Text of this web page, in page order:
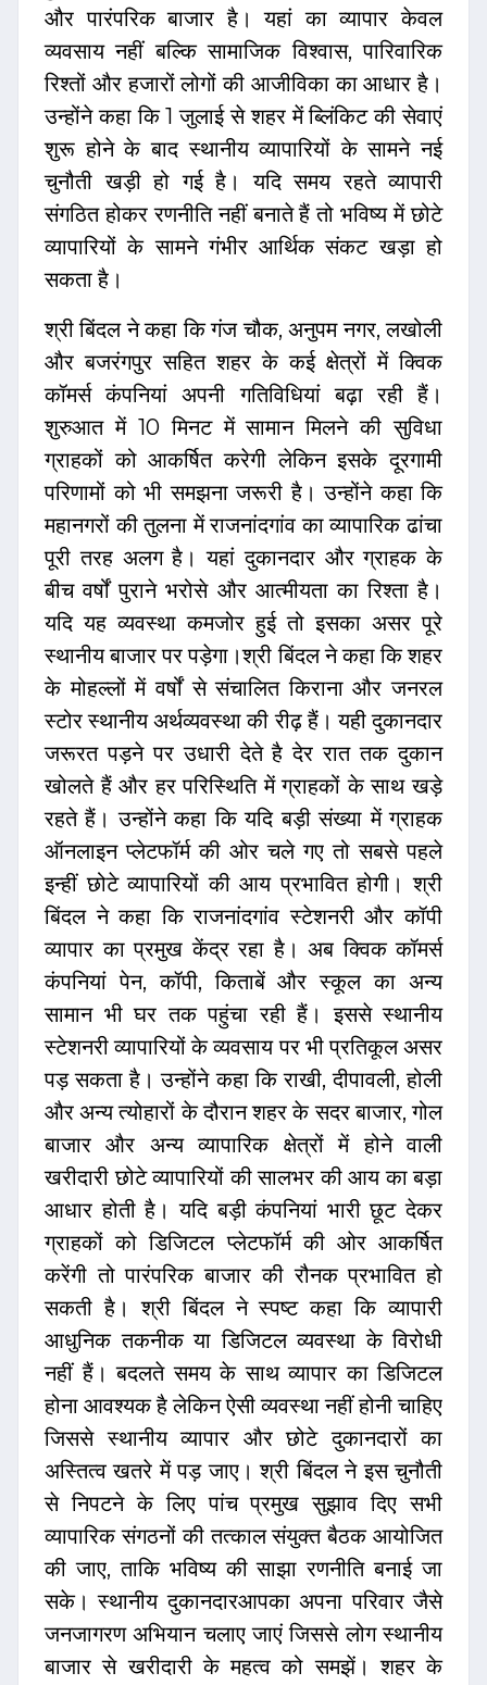
और पारंपरिक बाजार है। यहां का व्यापार केवल
व्यवसाय नहीं बल्कि सामाजिक विश्वास, पारिवारिक
रिश्तों और हजारों लोगों की आजीविका का आधार है।
उन्होंने कहा कि 1 जुलाई से शहर में ब्लिंकिट की सेवाएं
शुरू होने के बाद स्थानीय व्यापारियों के सामने नई
चुनौती खड़ी हो गई है। यदि समय रहते व्यापारी
संगठित होकर रणनीति नहीं बनाते हैं तो भविष्य में छोटे
व्यापारियों के सामने गंभीर आर्थिक संकट खड़ा हो
सकता है।
श्री बिंदल ने कहा कि गंज चौक, अनुपम नगर, लखोली
और बजरंगपुर सहित शहर के कई क्षेत्रों में क्विक
कॉमर्स कंपनियां अपनी गतिविधियां बढ़ा रही हैं।
शुरुआत में 10 मिनट में सामान मिलने की सुविधा
ग्राहकों को आकर्षित करेगी लेकिन इसके दूरगामी
परिणामों को भी समझना जरूरी है। उन्होंने कहा कि
महानगरों की तुलना में राजनांदगांव का व्यापारिक ढांचा
पूरी तरह अलग है। यहां दुकानदार और ग्राहक के
बीच वर्षों पुराने भरोसे और आत्मीयता का रिश्ता है।
यदि यह व्यवस्था कमजोर हुई तो इसका असर पूरे
स्थानीय बाजार पर पड़ेगा।श्री बिंदल ने कहा कि शहर
के मोहल्लों में वर्षों से संचालित किराना और जनरल
स्टोर स्थानीय अर्थव्यवस्था की रीढ़ हैं। यही दुकानदार
जरूरत पड़ने पर उधारी देते है देर रात तक दुकान
खोलते हैं और हर परिस्थिति में ग्राहकों के साथ खड़े
रहते हैं। उन्होंने कहा कि यदि बड़ी संख्या में ग्राहक
ऑनलाइन प्लेटफॉर्म की ओर चले गए तो सबसे पहले
इन्हीं छोटे व्यापारियों की आय प्रभावित होगी। श्री
बिंदल ने कहा कि राजनांदगांव स्टेशनरी और कॉपी
व्यापार का प्रमुख केंद्र रहा है। अब क्विक कॉमर्स
कंपनियां पेन, कॉपी, किताबें और स्कूल का अन्य
सामान भी घर तक पहुंचा रही हैं। इससे स्थानीय
स्टेशनरी व्यापारियों के व्यवसाय पर भी प्रतिकूल असर
पड़ सकता है। उन्होंने कहा कि राखी, दीपावली, होली
और अन्य त्योहारों के दौरान शहर के सदर बाजार, गोल
बाजार और अन्य व्यापारिक क्षेत्रों में होने वाली
खरीदारी छोटे व्यापारियों की सालभर की आय का बड़ा
आधार होती है। यदि बड़ी कंपनियां भारी छूट देकर
ग्राहकों को डिजिटल प्लेटफॉर्म की ओर आकर्षित
करेंगी तो पारंपरिक बाजार की रौनक प्रभावित हो
सकती है। श्री बिंदल ने स्पष्ट कहा कि व्यापारी
आधुनिक तकनीक या डिजिटल व्यवस्था के विरोधी
नहीं हैं। बदलते समय के साथ व्यापार का डिजिटल
होना आवश्यक है लेकिन ऐसी व्यवस्था नहीं होनी चाहिए
जिससे स्थानीय व्यापार और छोटे दुकानदारों का
अस्तित्व खतरे में पड़ जाए। श्री बिंदल ने इस चुनौती
से निपटने के लिए पांच प्रमुख सुझाव दिए सभी
व्यापारिक संगठनों की तत्काल संयुक्त बैठक आयोजित
की जाए, ताकि भविष्य की साझा रणनीति बनाई जा
सके। स्थानीय दुकानदारआपका अपना परिवार जैसे
जनजागरण अभियान चलाए जाएं जिससे लोग स्थानीय
बाजार से खरीदारी के महत्व को समझें। शहर के